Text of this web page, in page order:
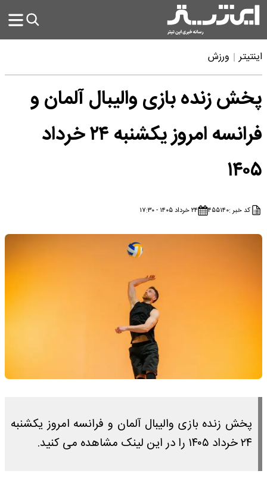
اینتیتر ورزش
پخش زنده بازی والیبال آلمان و
فرانسه امروز یکشنبه ۲۴ خرداد
۱۴۰۵
کد خبر :۴۵۵۱۴۰ ۲۴ خرداد ۱۴۰۵ - ۱۷:۳۰
پخش زنده بازی والیبال آلمان و فرانسه امروز یکشنبه
۲۴ خرداد ۱۴۰۵ را در این لینک مشاهده می کنید.